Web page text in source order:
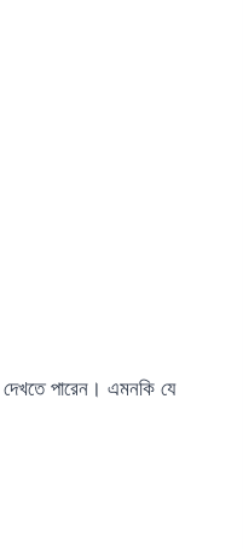
পারেন। এমনকি যে